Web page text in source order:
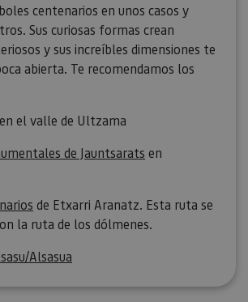
centenarios en unos casos y
Sus curiosas formas crean
y sus increíbles dimensiones te
abierta. Te recomendamos los
en el valle de Ultzama
de Jauntsarats en
de Etxarri Aranatz. Esta ruta se
la ruta de los dólmenes.
Alsasua